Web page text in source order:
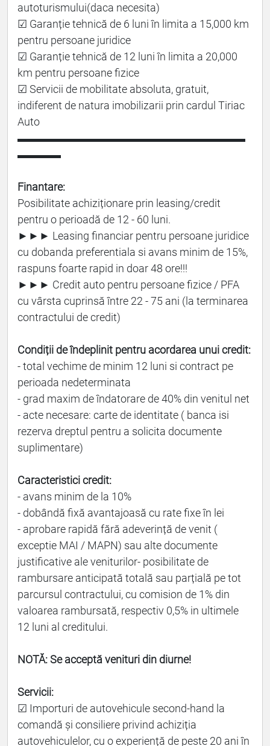
autoturismului(daca necesita)
☑ Garanție tehnică de 6 luni în limita a 15,000 km
pentru persoane juridice
☑ Garanție tehnică de 12 luni în limita a 20,000
km pentru persoane fizice
☑ Servicii de mobilitate absoluta, gratuit,
indiferent de natura imobilizarii prin cardul Tiriac
Auto
▬▬▬▬▬▬▬▬▬▬▬▬▬▬▬▬▬▬▬▬▬
▬▬▬▬
Finantare:
Posibilitate achiziționare prin leasing/credit
pentru o perioadă de 12 - 60 luni.
►►► Leasing financiar pentru persoane juridice
cu dobanda preferentiala si avans minim de 15%,
raspuns foarte rapid in doar 48 ore!!!
►►► Credit auto pentru persoane fizice / PFA
cu vârsta cuprinsă între 22 - 75 ani (la terminarea
contractului de credit)
Condiții de îndeplinit pentru acordarea unui credit:
- total vechime de minim 12 luni si contract pe
perioada nedeterminata
- grad maxim de îndatorare de 40% din venitul net
- acte necesare: carte de identitate ( banca isi
rezerva dreptul pentru a solicita documente
suplimentare)
Caracteristici credit:
- avans minim de la 10%
- dobândă fixă avantajoasă cu rate fixe în lei
- aprobare rapidă fără adeverință de venit (
exceptie MAI / MAPN) sau alte documente
justificative ale veniturilor- posibilitate de
rambursare anticipată totală sau parțială pe tot
parcursul contractului, cu comision de 1% din
valoarea rambursată, respectiv 0,5% in ultimele
12 luni al creditului.
NOTĂ: Se acceptă venituri din diurne!
Servicii:
☑ Importuri de autovehicule second-hand la
comandă și consiliere privind achiziția
autovehiculelor, cu o experiență de peste 20 ani în